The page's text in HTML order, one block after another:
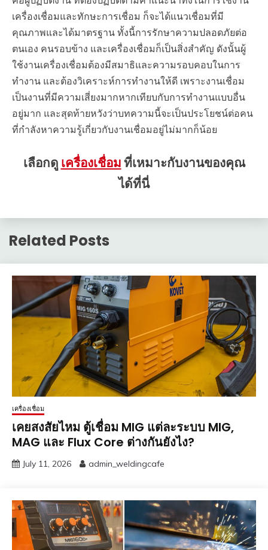
เครื่องเชื่อมและทักษะการเชื่อม ก็จะได้แนวเชื่อมที่มี
คุณภาพและได้มาตรฐาน ทั้งนี้การรักษาความปลอดภัยต่อ
ตนเอง คนรอบข้าง และเครื่องเชื่อมก็เป็นสิ่งสำคัญ ดังนั้นผู้
ใช้งานเครื่องเชื่อมต้องมีสมาธิและความรอบคอบในการ
ทำงาน และต้องวิเคราะห์การทำงานให้ดี เพราะงานเชื่อม
เป็นงานที่มีความเสี่ยงมากหากเทียบกับการทำงานแบบอื่น
อยู่มาก และสุดท้ายหวังว่าบทความนี้จะเป็นประโยชน์ต่อคน
ที่กำลังหาความรู้เกี่ยวกับงานเชื่อมอยู่ไม่มากก็น้อย
เลือกดู เครื่องเชื่อมที่เหมาะกับงานของคุณ
ได้ที่นี่
Related Posts
เครื่องเชื่อม
เคยสงสัยไหม ตู้เชื่อม MIG แต่ละระบบ MIG,
MAG และ Flux Core ต่างกันยังไง?
July 11, 2026 admin_weldingcafe